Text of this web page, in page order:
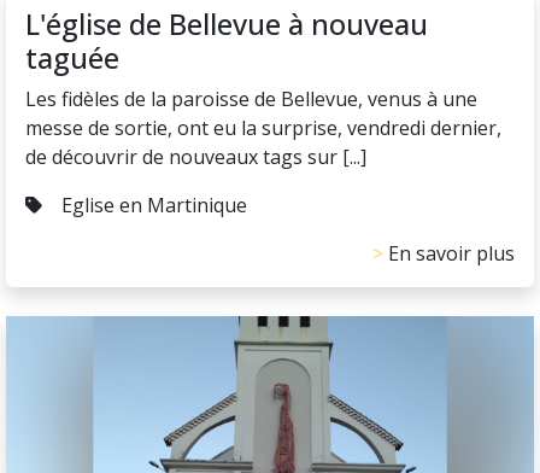
L'église de Bellevue à nouveau
taguée
Les fidèles de la paroisse de Bellevue, venus à une
messe de sortie, ont eu la surprise, vendredi dernier,
de découvrir de nouveaux tags sur [...]
Eglise en Martinique
En savoir plus